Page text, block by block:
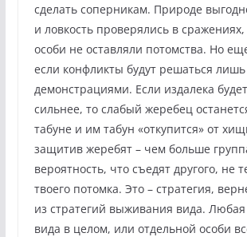
сделать соперникам. Природе
и ловкость проверялись в
особи не оставляли потомства. Но
если конфликты будут решаться лишь
демонстрациями. Если издалека
сильнее, то слабый жеребец
табуне и им табун «откупится» от
защитив жеребят – чем больше
вероятность, что съедят другого, не
твоего потомка. Это – стратегия,
из стратегий выживания вида. Любая
вида в целом, или отдельной особи